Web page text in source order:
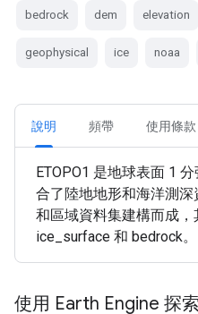
bedrock dem elevation
geophysical ice noaa
說明 頻帶 使用條款
ETOPO1 是地球表面 1
合了陸地地形和海洋測
和區域資料集建構而成，
ice_surface 和 bedrock。
使用 Earth Engine 探索